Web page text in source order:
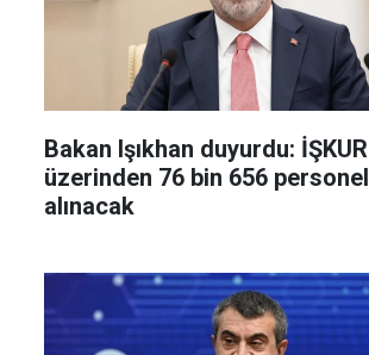
Bakan Işıkhan duyurdu: İŞKUR
üzerinden 76 bin 656 personel
alınacak